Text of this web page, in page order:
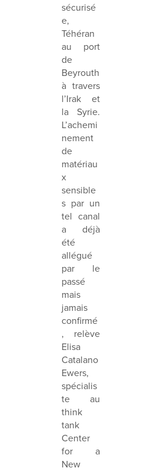
sécurisé
e,
Téhéran
au port
de
Beyrouth
à travers
l’Irak et
la Syrie.
L’achemi
nement
de
matériau
x
sensible
s par un
tel canal
a déjà
été
allégué
par le
passé
mais
jamais
confirmé
, relève
Elisa
Catalano
Ewers,
spécialis
te au
think
tank
Center
for a
New